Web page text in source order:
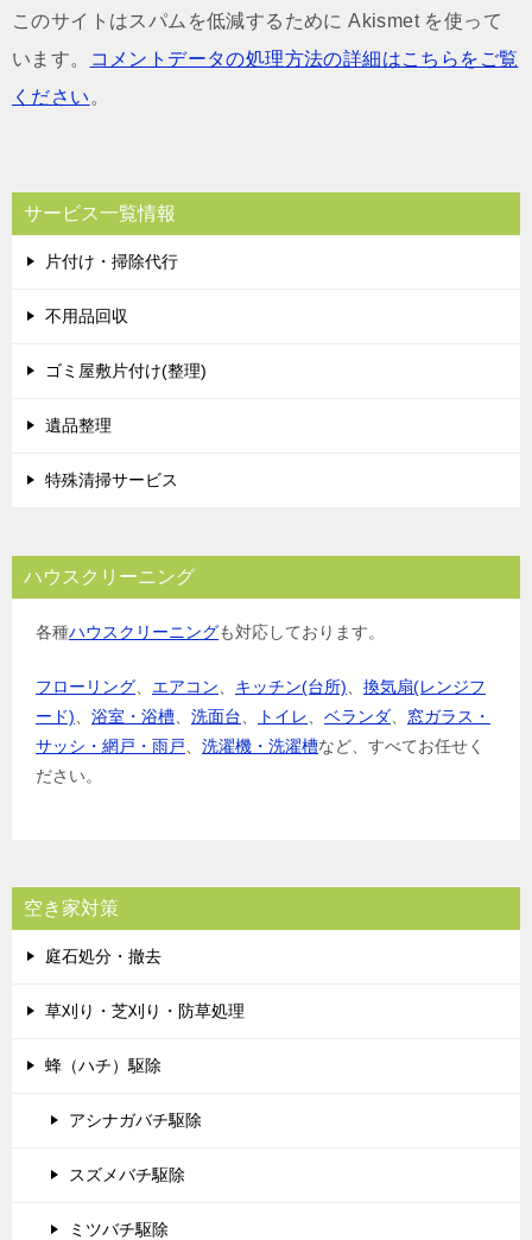
このサイトはスパムを低減するために Akismet を使って
います。
コメントデータの処理方法の詳細はこちらをご覧
ください 。
サービス一覧情報
片付け・掃除代行
不用品回収
ゴミ屋敷片付け(整理)
遺品整理
特殊清掃サービス
ハウスクリーニング
各種ハウスクリーニングも対応しております。
フローリング エアコン キッチン(台所)
換気扇(レンジフ
ード)
浴室・浴槽 洗面台 トイレ ベランダ
窓ガラス・
サッシ・網戸・雨戸
洗濯機・洗濯槽など、すべてお任せく
ださい。
空き家対策
庭石処分・撤去
草刈り・芝刈り・防草処理
蜂（ハチ）駆除
アシナガバチ駆除
スズメバチ駆除
ミツバチ駆除